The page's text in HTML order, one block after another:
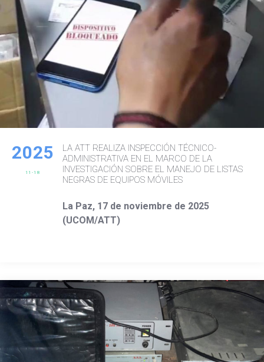
2025
11-18
LA ATT REALIZA INSPECCIÓN TÉCNICO-
ADMINISTRATIVA EN EL MARCO DE LA
INVESTIGACIÓN SOBRE EL MANEJO DE LISTAS
NEGRAS DE EQUIPOS MÓVILES
La Paz, 17 de noviembre de 2025
(UCOM/ATT)